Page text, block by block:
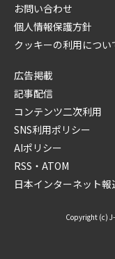
お問い合わせ
個人情報保護方針
クッキーの利用につい
広告掲載
記事配信
コンテンツ二次利用
SNS利用ポリシー
AIポリシー
RSS・ATOM
日本インターネット報
Copyright (c)